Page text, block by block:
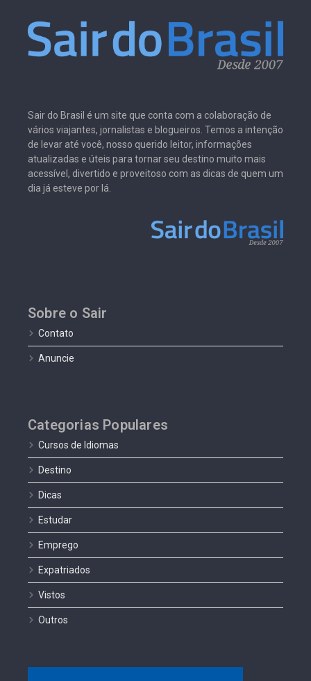
Sair do Brasil é um site que conta com a colaboração de
vários viajantes, jornalistas e blogueiros. Temos a intenção
de levar até você, nosso querido leitor, informações
atualizadas e úteis para tornar seu destino muito mais
acessível, divertido e proveitoso com as dicas de quem um
dia já esteve por lá.
Sobre o Sair
Contato
Anuncie
Categorias Populares
Cursos de Idiomas
Destino
Dicas
Estudar
Emprego
Expatriados
Vistos
Outros